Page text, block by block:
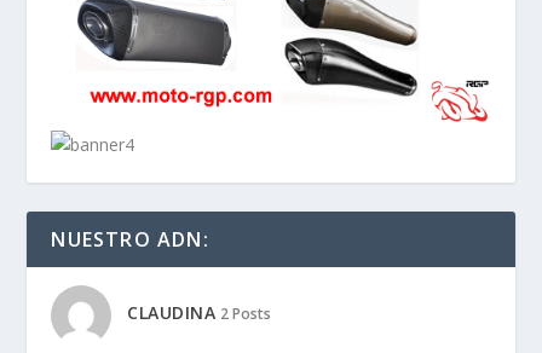
NUESTRO ADN:
CLAUDINA 2 Posts